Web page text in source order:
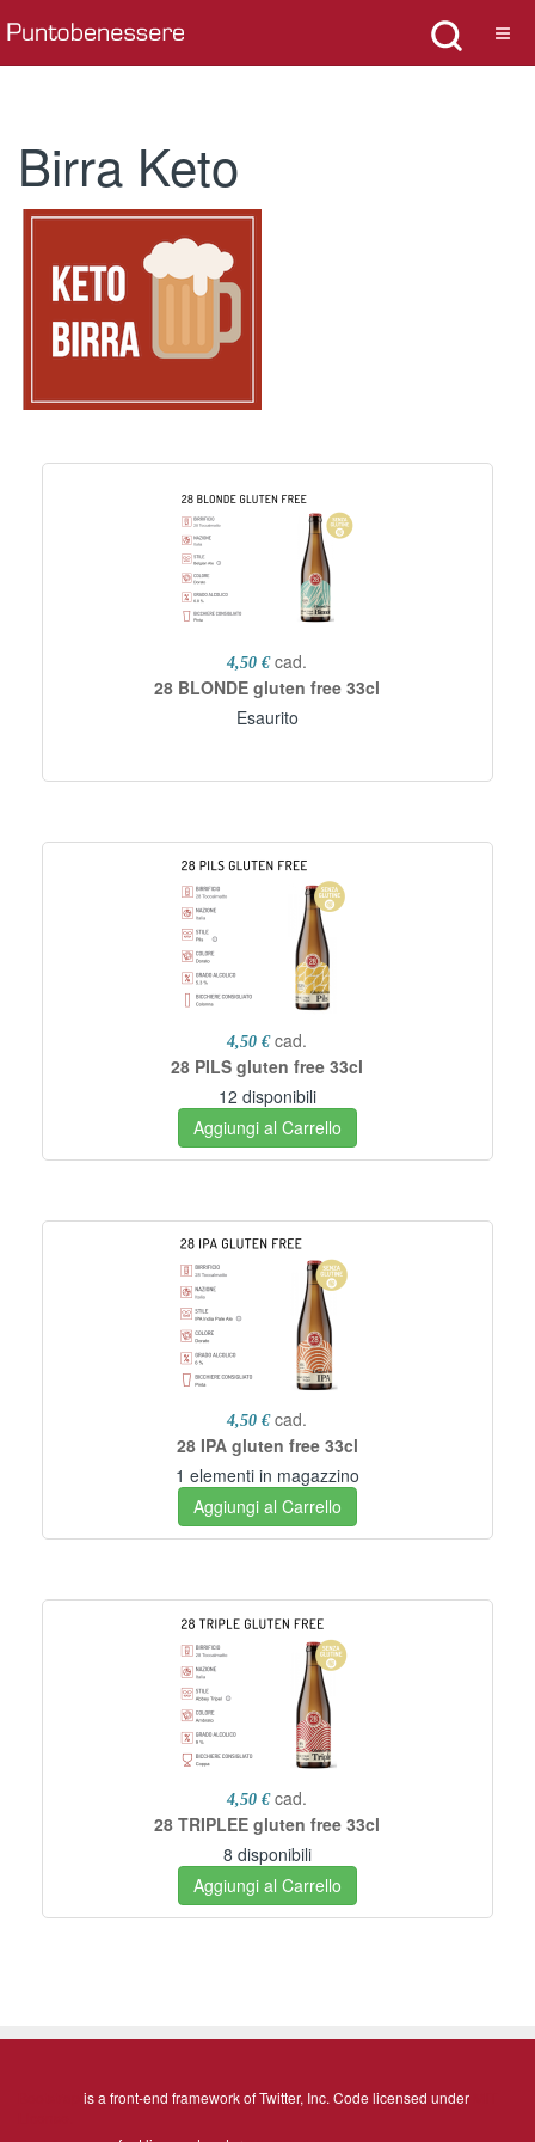
Birra Keto
4,50 € cad.
28 BLONDE gluten free 33cl
Esaurito
4,50 € cad.
28 PILS gluten free 33cl
12 disponibili
Aggiungi al Carrello
4,50 € cad.
28 IPA gluten free 33cl
1 elementi in magazzino
Aggiungi al Carrello
4,50 € cad.
28 TRIPLEE gluten free 33cl
8 disponibili
Aggiungi al Carrello
is a front-end framework of Twitter, Inc. Code licensed under